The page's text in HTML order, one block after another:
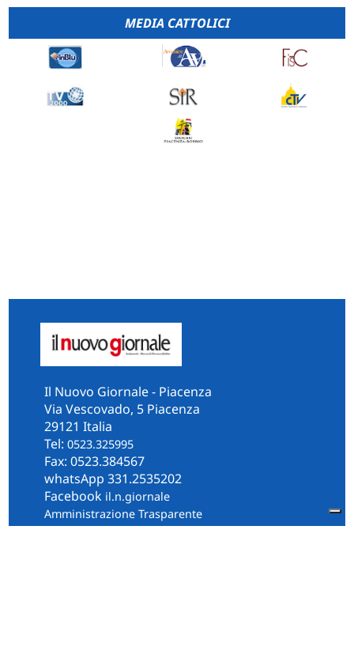
MEDIA CATTOLICI
Il Nuovo Giornale - Piacenza
Via Vescovado, 5 Piacenza
29121 Italia
Tel: 0523.325995
Fax: 0523.384567
whatsApp 331.2535202
Facebook il.n.giornale
Amministrazione Trasparente